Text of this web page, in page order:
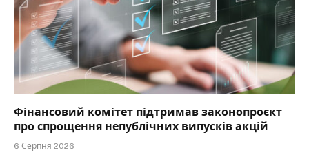
Фінансовий комітет підтримав законопроєкт
про спрощення непублічних випусків акцій
6 Серпня 2026